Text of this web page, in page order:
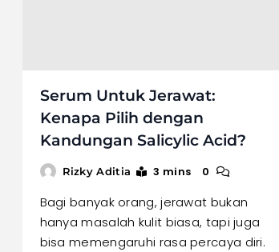
Serum Untuk Jerawat:
Kenapa Pilih dengan
Kandungan Salicylic Acid?
Rizky Aditia 3 mins 0
Bagi banyak orang, jerawat bukan
hanya masalah kulit biasa, tapi juga
bisa memengaruhi rasa percaya diri.